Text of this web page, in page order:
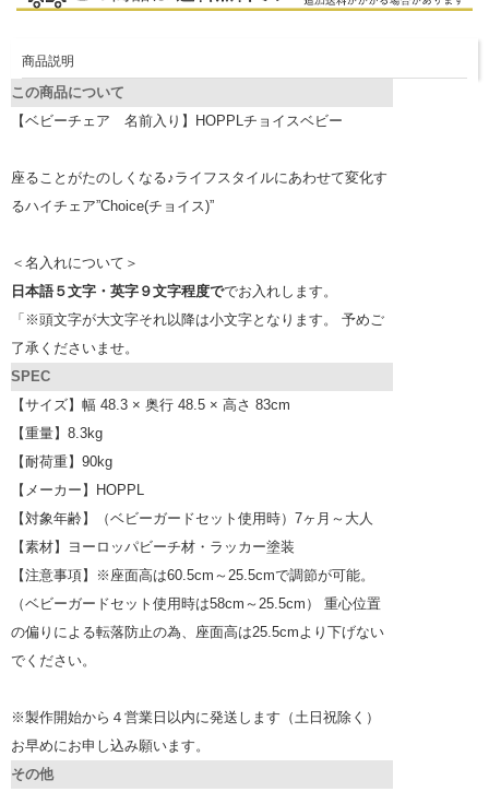
商品説明
この商品について
【ベビーチェア 名前入り】HOPPLチョイスベビー
座ることがたのしくなる♪ライフスタイルにあわせて変化す
るハイチェア”Choice(チョイス)”
＜名入れについて＞
日本語５文字・英字９文字程度ででお入れします。
「※頭文字が大文字それ以降は小文字となります。 予めご
了承くださいませ。
SPEC
【サイズ】幅 48.3 × 奥行 48.5 × 高さ 83cm
【重量】8.3kg
【耐荷重】90kg
【メーカー】HOPPL
【対象年齢】（ベビーガードセット使用時）7ヶ月～大人
【素材】ヨーロッパビーチ材・ラッカー塗装
【注意事項】※座面高は60.5cm～25.5cmで調節が可能。
（ベビーガードセット使用時は58cm～25.5cm） 重心位置
の偏りによる転落防止の為、座面高は25.5cmより下げない
でください。
※製作開始から４営業日以内に発送します（土日祝除く）
お早めにお申し込み願います。
その他